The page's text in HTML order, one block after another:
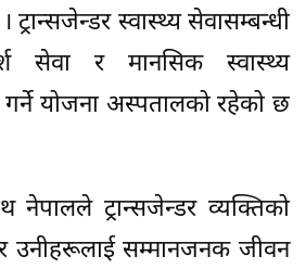
स्वास्थ्य सेवासम्बन्धी
सेवा र मानसिक स्वास्थ्य
योजना अस्पतालको रहेको छ
ट्रान्सजेन्डर व्यक्तिको
उनीहरूलाई सम्मानजनक जीवन